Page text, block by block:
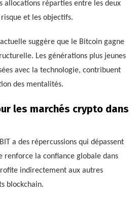
allocations réparties entre les deux
et les objectifs.
suggère que le Bitcoin gagne
Les générations plus jeunes
avec la technologie, contribuent
des mentalités.
les marchés crypto dans
a des répercussions qui dépassent
renforce la confiance globale dans
indirectement aux autres
blockchain.